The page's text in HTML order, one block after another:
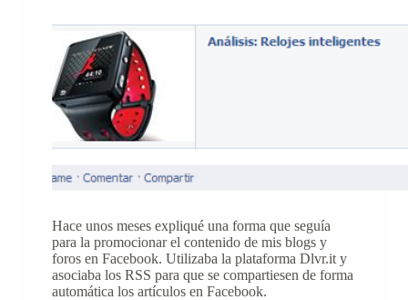
Hace unos meses expliqué una forma que seguía
para la promocionar el contenido de mis blogs y
foros en Facebook. Utilizaba la plataforma Dlvr.it y
asociaba los RSS para que se compartiesen de forma
automática los artículos en Facebook.